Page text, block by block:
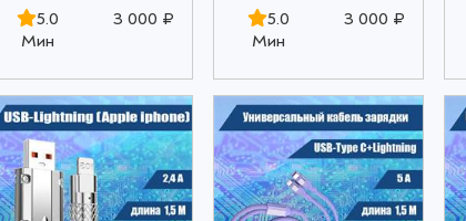
5.0
Мин
3 000 ₽
5.0
Мин
3 000 ₽